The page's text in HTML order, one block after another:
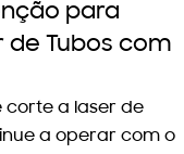
para
de Tubos com
corte a laser de
a operar com o